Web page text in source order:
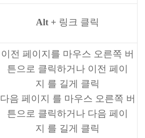
Alt + 링크 클릭
이전 페이지를 마우스 오른쪽 버
튼으로 클릭하거나 이전 페이
지 를 길게 클릭
다음 페이지 를 마우스 오른쪽 버
튼으로 클릭하거나 다음 페이
지 를 길게 클릭